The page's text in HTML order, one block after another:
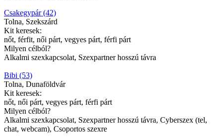
Csakegypár (42)
Tolna, Szekszárd
Kit keresek:
nőt, férfit, női párt, vegyes párt, férfi párt
Milyen célból?
Alkalmi szexkapcsolat, Szexpartner hosszú távra
Bibi (53)
Tolna, Dunaföldvár
Kit keresek:
nőt, női párt, vegyes párt, férfi párt
Milyen célból?
Alkalmi szexkapcsolat, Szexpartner hosszú távra, Cyberszex (tel,
chat, webcam), Csoportos szexre